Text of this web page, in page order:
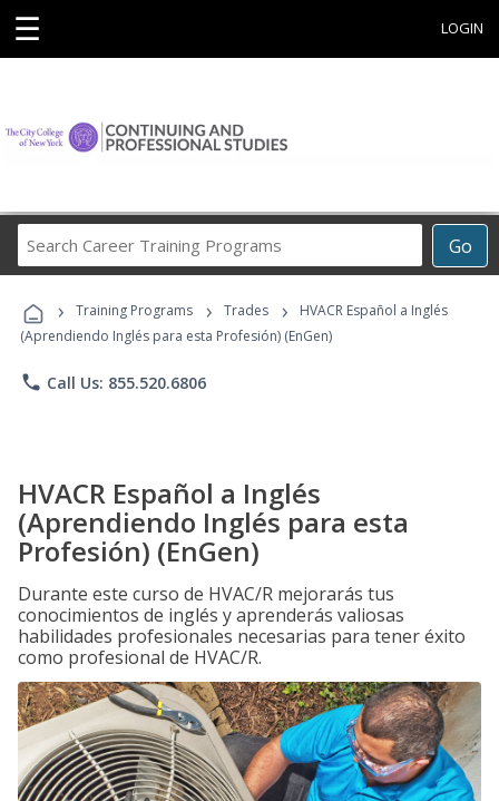
☰ LOGIN
Go
Career
Programs
› Training Programs › Trades ›
HVACR Español a Inglés
(Aprendiendo Inglés para esta Profesión) (EnGen)
phone Call Us: 855.520.6806
HVACR Español a Inglés
(Aprendiendo Inglés para esta
Profesión) (EnGen)
Durante este curso de HVAC/R mejorarás tus
conocimientos de inglés y aprenderás valiosas
habilidades profesionales necesarias para tener éxito
como profesional de HVAC/R.